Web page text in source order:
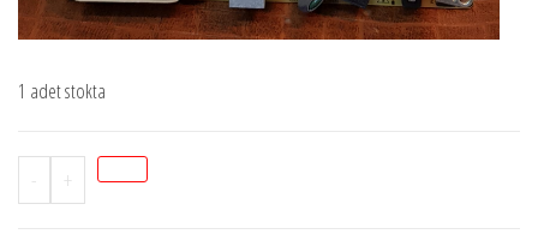
1 adet stokta
-
STOK
P0102
+